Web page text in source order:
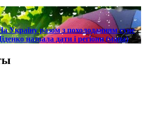
Україну разом з похолоданням суне
назвала дати і регіони (мапа)